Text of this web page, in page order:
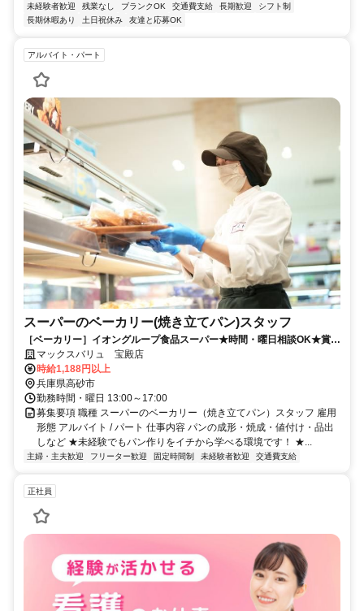
未経験者歓迎
残業なし ブランクOK 交通費支給 長期歓迎
シフト制
長期休暇あり
土日祝休み 友達と応募OK
アルバイト・パート
スーパーのベーカリー(焼き立てパン)スタッフ
［ベーカリー］イオングループ食品スーパー★時間・曜日相談OK★賞
与・買物割引制度など待遇充実★
マックスバリュ 宝殿店
時給1,188円以上
兵庫県高砂市
勤務時間・曜日 13:00～17:00
募集要項 職種 スーパーのベーカリー（焼き立てパン）スタッフ 雇用
形態 アルバイト / パート 仕事内容 パンの成形・焼成・値付け・品出
しなど ★未経験でもパン作りをイチから学べる環境です！ ★...
主婦・主夫歓迎 フリーター歓迎 固定時間制 未経験者歓迎 交通費支給
正社員